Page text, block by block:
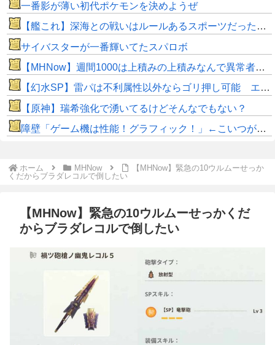
一番影が薄い初代ポケモンを決めようぜ
【艦これ】深海との戦いはルールあるスポーツだった…？ 提督たちの世界観雑談スレ
サイバスターが一番輝いてたスパロボ
【MHNow】週間1000は上積みの上積みなんで異常者です
【幻水SP】雷パは不利属性以外ならゴリ押し可能 エギル・ラグナル・キカが強力
【原神】瑞希強化で湧いてるけどそんなでもない？
障壁「ゲーム機は性能！グラフィック！」←こいつが死んだ理由
ホーム MHNow
【MHNow】緊急の10ウルムーせっか
くだからブラダレコルで倒したい
【MHNow】緊急の10ウルムーせっかくだ
からブラダレコルで倒したい